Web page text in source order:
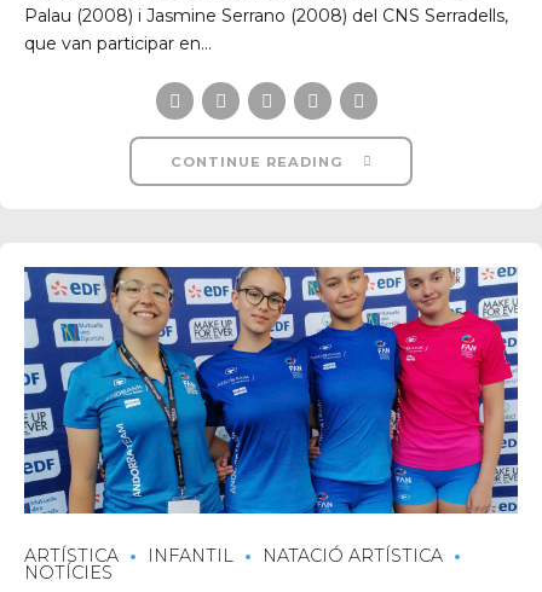
Palau (2008) i Jasmine Serrano (2008) del CNS Serradells,
que van participar en...
CONTINUE READING
ARTÍSTICA INFANTIL NATACIÓ ARTÍSTICA
NOTÍCIES